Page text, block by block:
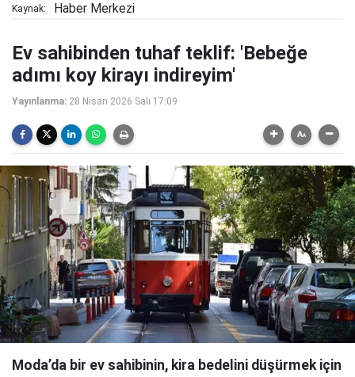
Kaynak: Haber Merkezi
Ev sahibinden tuhaf teklif: 'Bebeğe
adımı koy kirayı indireyim'
Yayınlanma: 28 Nisan 2026 Salı 17:09
Moda’da bir ev sahibinin, kira bedelini düşürmek için